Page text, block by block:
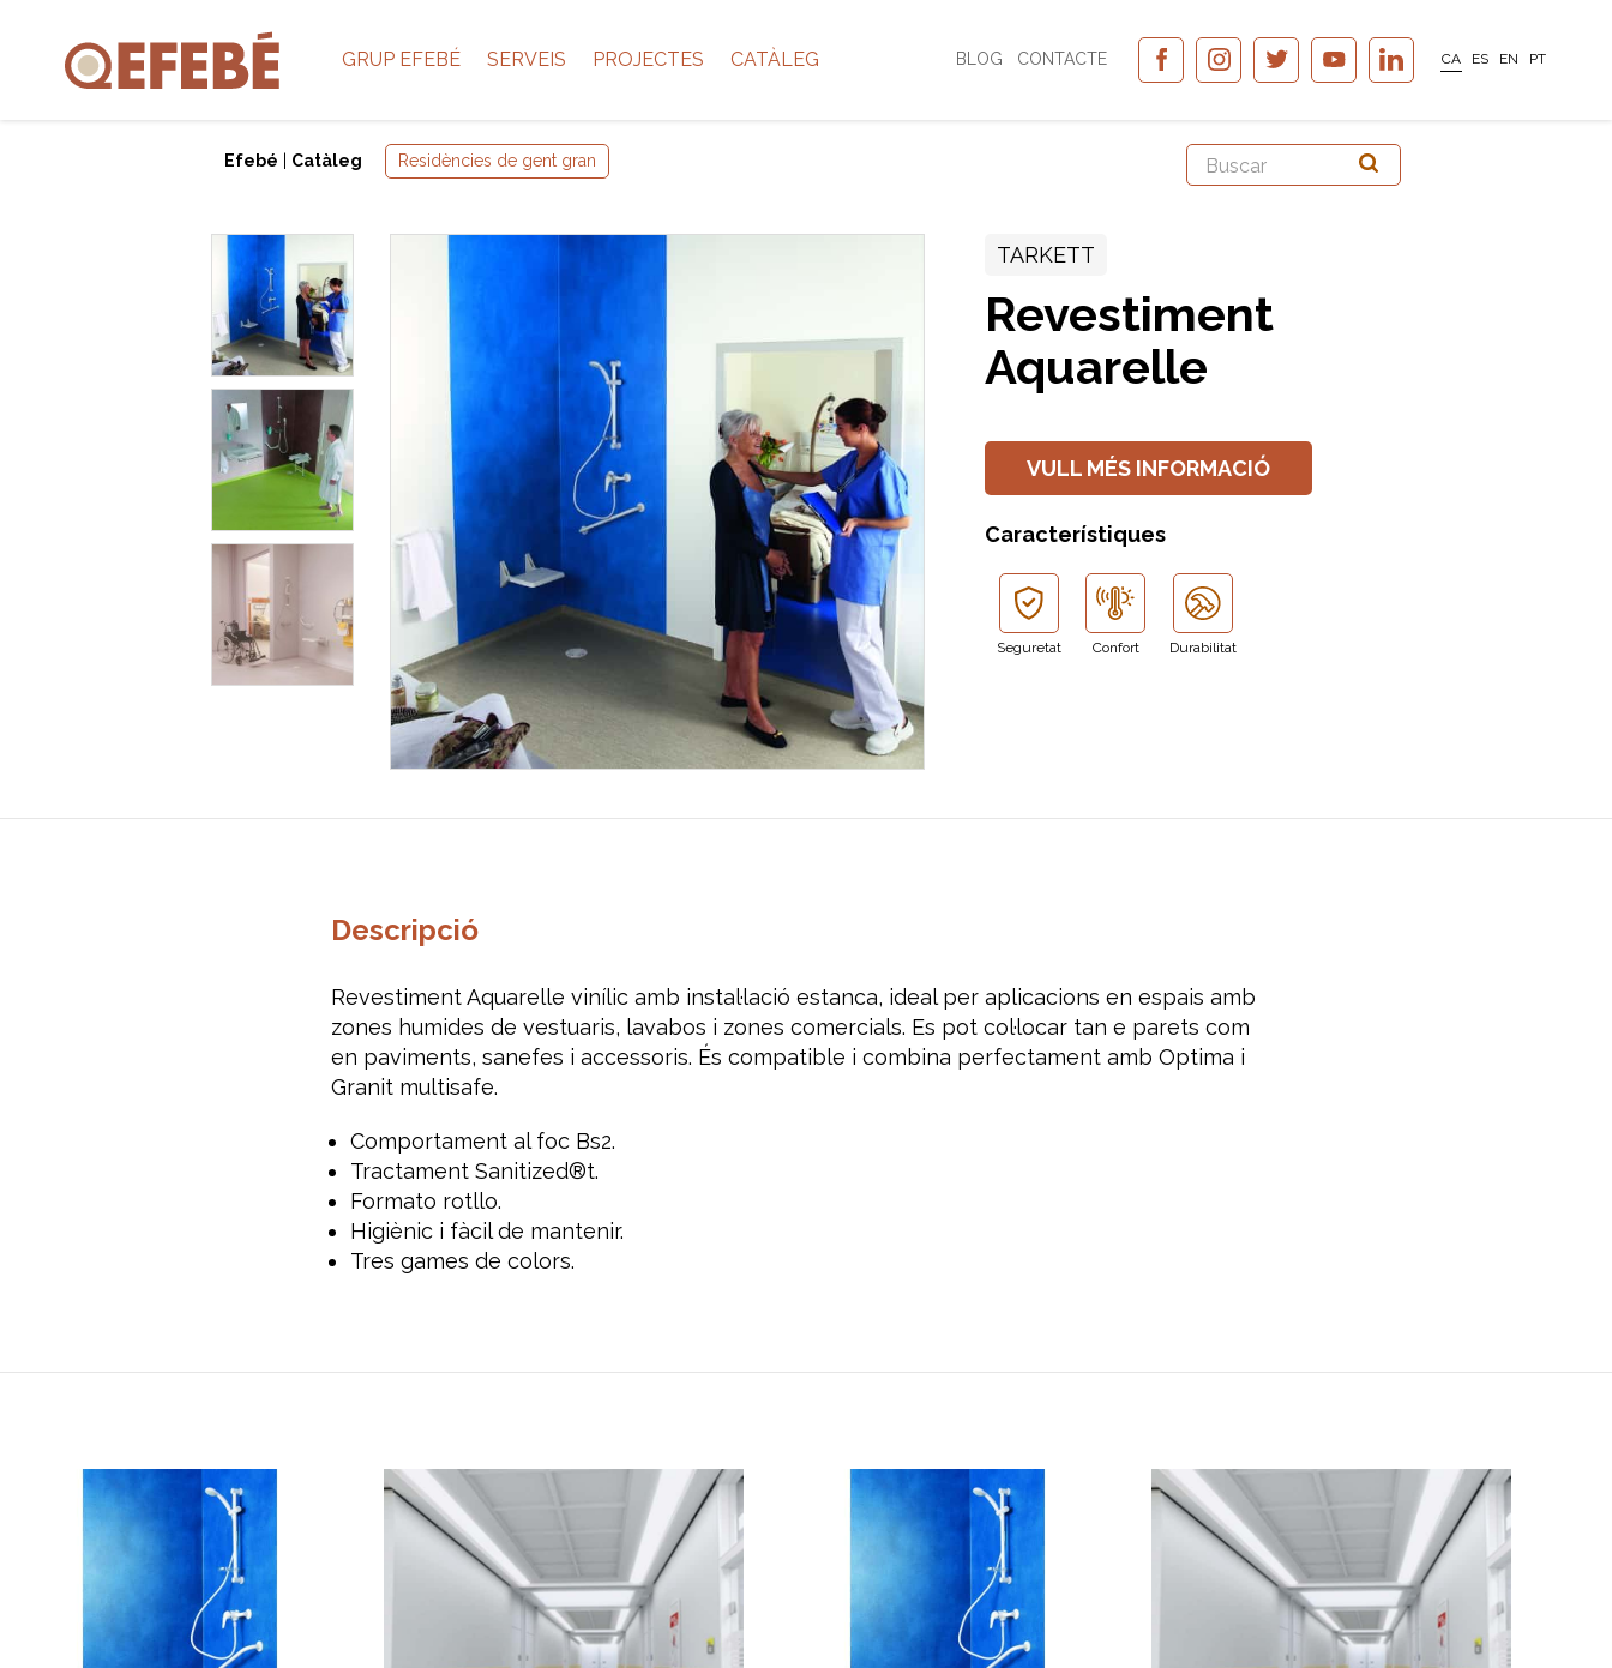
GRUP EFEBÉ SERVEIS PROJECTES CATÀLEG BLOG CONTACTE CA ES EN PT
Efebé Catàleg Residències de gent gran
TARKETT
Revestiment
Aquarelle
VULL MÉS INFORMACIÓ
Característiques
Seguretat Confort Durabilitat
Descripció
Revestiment Aquarelle vinílic amb instal·lació estanca, ideal per aplicacions en espais amb
zones humides de vestuaris, lavabos i zones comercials. Es pot col·locar tan e parets com
en paviments, sanefes i accessoris. És compatible i combina perfectament amb Optima i
Granit multisafe.
Comportament al foc Bs2.
Tractament Sanitized®t.
Formato rotllo.
Higiènic i fàcil de mantenir.
Tres games de colors.